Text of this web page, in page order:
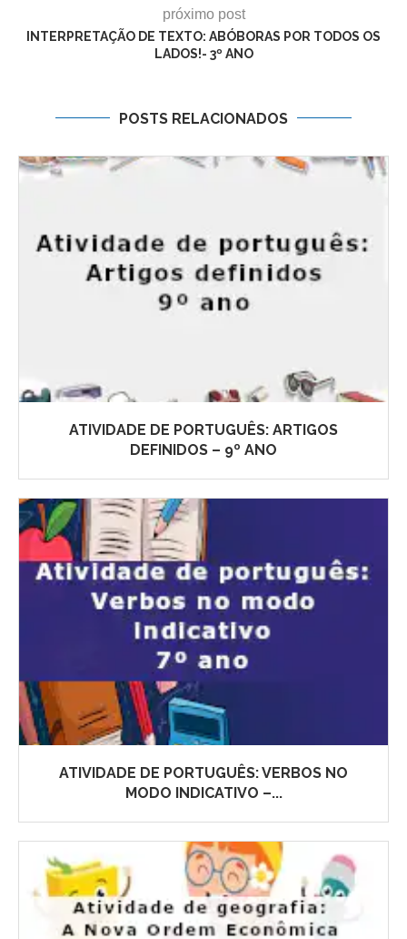
próximo post
INTERPRETAÇÃO DE TEXTO: ABÓBORAS POR TODOS OS
LADOS!- 3º ANO
POSTS RELACIONADOS
ATIVIDADE DE PORTUGUÊS: ARTIGOS
DEFINIDOS – 9º ANO
ATIVIDADE DE PORTUGUÊS: VERBOS NO
MODO INDICATIVO –...